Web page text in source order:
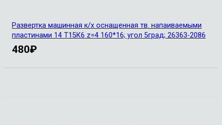
Развертка машинная к/х оснащенная тв. напаиваемыми
пластинами 14 Т15К6 z=4 160*16; угол 5град; 26363-2086
480₽